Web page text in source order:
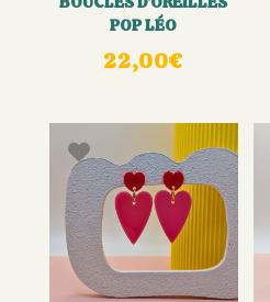
POP LÉO
22,00€